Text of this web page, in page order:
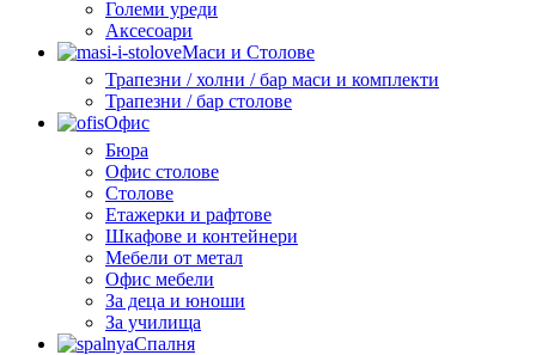
Големи уреди
Аксесоари
Маси и Столове
Трапезни / холни / бар маси и комплекти
Трапезни / бар столове
Офис
Бюра
Офис столове
Столове
Етажерки и рафтове
Шкафове и контейнери
Мебели от метал
Офис мебели
За деца и юноши
За училища
Спалня